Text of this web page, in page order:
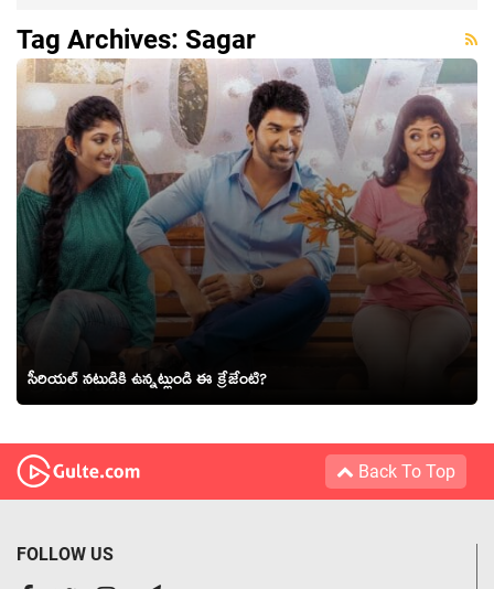
Tag Archives: Sagar
సీరియల్ నటుడికి ఉన్నట్లుండి ఈ క్రేజేంటి?
Back To Top
FOLLOW US